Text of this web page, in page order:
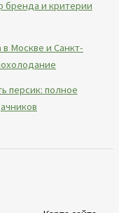
бренда и критерии
Москве и Санкт-
персик: полное